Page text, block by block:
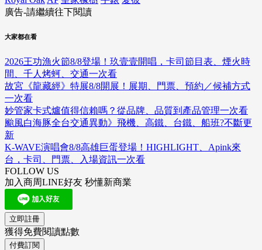
廣告-請繼續往下閱讀
大家都在看
2026王功漁火節8/8登場！玖壹壹開唱，卡司節目表、煙火時
間、千人烤蚵、交通一次看
故宮《龍藏經》特展8/8開展！展期、門票、預約／候補方式
一次看
妙管家卡式爐值得信賴嗎？從品牌、品質到產品管理一次看
颱風白海豚全台交通異動》飛機、高鐵、台鐵、船班?不斷更
新
K-WAVE演唱會8/8高雄巨蛋登場！HIGHLIGHT、Apink來
台，卡司、門票、入場資訊一次看
FOLLOW US
加入商周LINE好友 秒懂新商業
立即註冊
獲得免費閱讀點數
付費訂閱